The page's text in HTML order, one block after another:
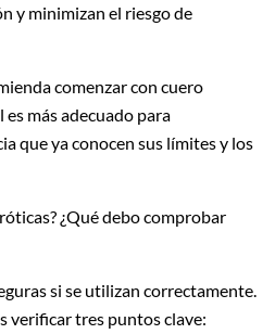
y minimizan el riesgo de
comenzar con cuero
más adecuado para
que ya conocen sus límites y los
¿Qué debo comprobar
si se utilizan correctamente.
verificar tres puntos clave: